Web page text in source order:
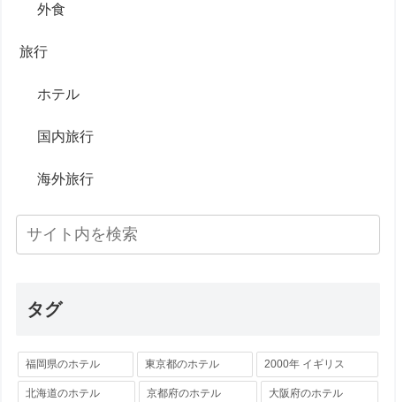
外食
旅行
ホテル
国内旅行
海外旅行
タグ
福岡県のホテル 東京都のホテル 2000年 イギリス
北海道のホテル 京都府のホテル 大阪府のホテル